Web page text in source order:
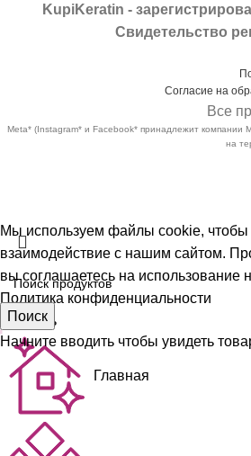
KupiKeratin -
Свидетельство
Согласие на
Все
Meta* (Instagram* и Facebook* принадлежит компании
на
Поиск
Начните вводить чтобы увидеть
Мы используем файлы cookie,
взаимодействие с нашим сайтом.
вы соглашаетесь на использование
Политика конфиденциальности
Принять
Главная